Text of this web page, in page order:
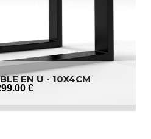
EN U - 10X4CM
.00 €